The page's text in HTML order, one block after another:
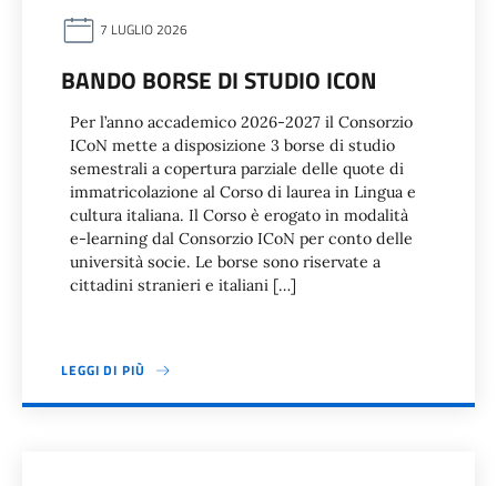
7 LUGLIO 2026
BANDO BORSE DI STUDIO ICON
Per l’anno accademico 2026-2027 il Consorzio
ICoN mette a disposizione 3 borse di studio
semestrali a copertura parziale delle quote di
immatricolazione al Corso di laurea in Lingua e
cultura italiana. Il Corso è erogato in modalità
e-learning dal Consorzio ICoN per conto delle
università socie. Le borse sono riservate a
cittadini stranieri e italiani […]
LEGGI DI PIÙ